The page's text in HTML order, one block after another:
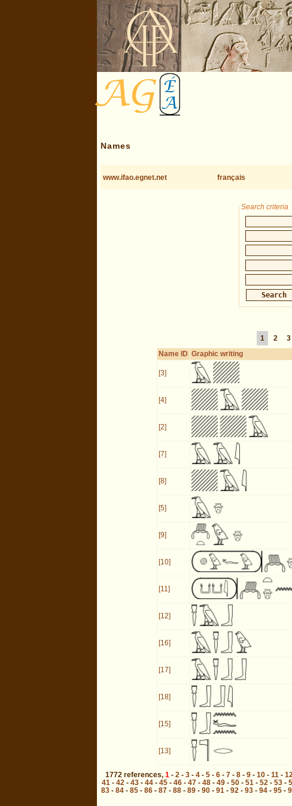
Names
www.ifao.egnet.net français
Search criteria
1
2 3
Name ID Graphic writing
[3]
[4]
[2]
[7]
[8]
[5]
[9]
[10]
[11]
[12]
[16]
[17]
[18]
[15]
[13]
1772 references, 1- 2- 3- 4- 5- 6- 7- 8- 9- 10- 11-
41- 42- 43- 44- 45- 46- 47- 48- 49- 50- 51- 52- 53-
83- 84- 85- 86- 87- 88- 89- 90- 91- 92- 93- 94- 95-